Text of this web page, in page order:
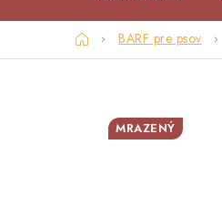
DomovBARF pre psov
MRAZENÝ